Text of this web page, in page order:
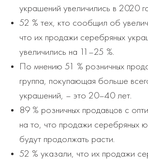
украшений увеличились в 2020
52 % тех, кто сообщил об
что их продажи серебряных
увеличились на 11–25 %.
По мнению 51 % розничных
группа, покупающая больше
украшений, – это 20–40 лет.
89 % розничных продавцов с
на то, что продажи серебряных
будут продолжать расти.
52 % указали, что их продажи